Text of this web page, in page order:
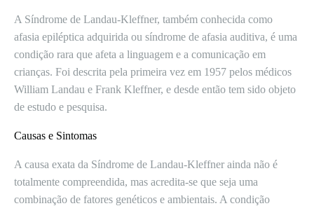
A Síndrome de Landau-Kleffner, também conhecida como
afasia epiléptica adquirida ou síndrome de afasia auditiva, é uma
condição rara que afeta a linguagem e a comunicação em
crianças. Foi descrita pela primeira vez em 1957 pelos médicos
William Landau e Frank Kleffner, e desde então tem sido objeto
de estudo e pesquisa.
Causas e Sintomas
A causa exata da Síndrome de Landau-Kleffner ainda não é
totalmente compreendida, mas acredita-se que seja uma
combinação de fatores genéticos e ambientais. A condição